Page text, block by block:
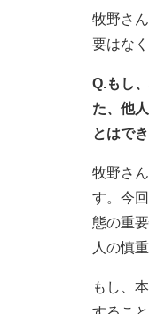
牧野さ
要はな
Q.もし
た、他
とはで
牧野さ
す。今
態の重
人の慎
もし、